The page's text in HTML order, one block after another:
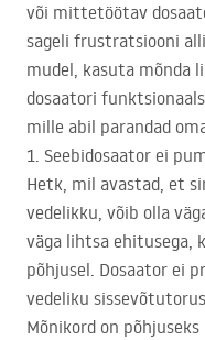
või mittetöötav
sageli frustratsiooni
mudel, kasuta mõnda
dosaatori
mille abil parandad
1. Seebidosaator ei
Hetk, mil avastad, et
vedelikku, võib olla
väga lihtsa ehitusega,
põhjusel. Dosaator ei
vedeliku
Mõnikord on